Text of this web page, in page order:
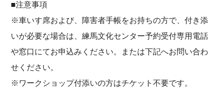
■注意事項
※車いす席および、障害者手帳をお持ちの方で、付き添
いが必要な場合は、練馬文化センター予約受付専用電話
や窓口にてお申込みください。または下記へお問い合わ
せください。
※ワークショップ付添いの方はチケット不要です。